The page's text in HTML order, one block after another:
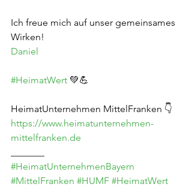
Ich freue mich auf unser gemeinsames
Wirken!
Daniel
#HeimatWert 💚💪
HeimatUnternehmen MittelFranken 👇
https://www.heimatunternehmen-
mittelfranken.de
#HeimatUnternehmenBayern
#MittelFranken #HUMF #HeimatWert